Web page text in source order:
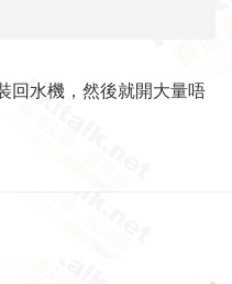
回水機，然後就開大量唔